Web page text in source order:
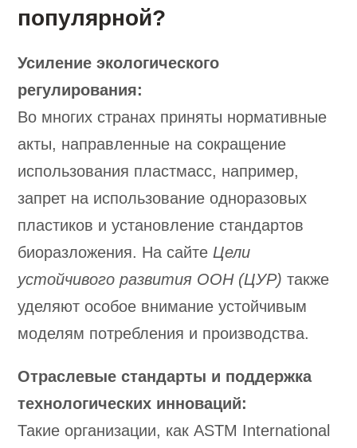
популярной?
Усиление экологического
регулирования:
Во многих странах приняты нормативные
акты, направленные на сокращение
использования пластмасс, например,
запрет на использование одноразовых
пластиков и установление стандартов
биоразложения. На сайте Цели
устойчивого развития ООН (ЦУР)также
уделяют особое внимание устойчивым
моделям потребления и производства.
Отраслевые стандарты и поддержка
технологических инноваций:
Такие организации, как ASTM International